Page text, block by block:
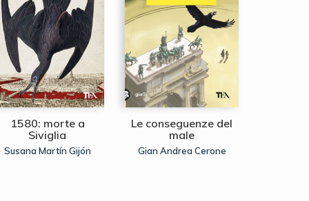
1580: morte a
Siviglia
Susana Martín Gijón
Le conseguenze del
male
Gian Andrea Cerone